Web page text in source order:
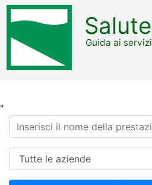
"
Salute
Guida ai servizi
Ricerca
Azienda